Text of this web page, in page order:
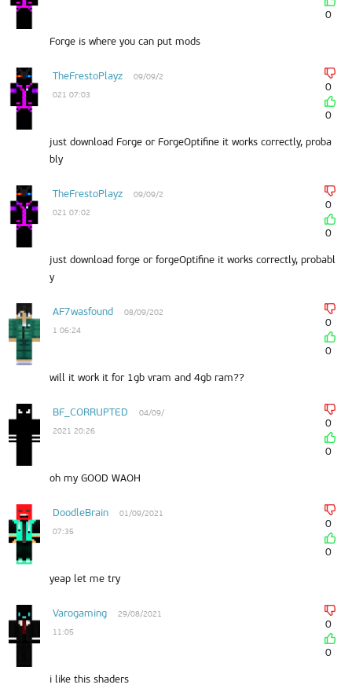
0
Forge is where you can put mods
TheFrestoPlayz
09/09/2
021 07:03
0
0
just download Forge or ForgeOptifine it works correctly, proba
bly
TheFrestoPlayz
09/09/2
021 07:02
0
0
just download forge or forgeOptifine it works correctly, probabl
y
AF7wasfound
08/09/202
1 06:24
0
0
will it work it for 1gb vram and 4gb ram??
BF_CORRUPTED
04/09/
2021 20:26
0
0
oh my GOOD WAOH
DoodleBrain
01/09/2021
07:35
0
0
yeap let me try
Varogaming
29/08/2021
11:05
0
0
i like this shaders